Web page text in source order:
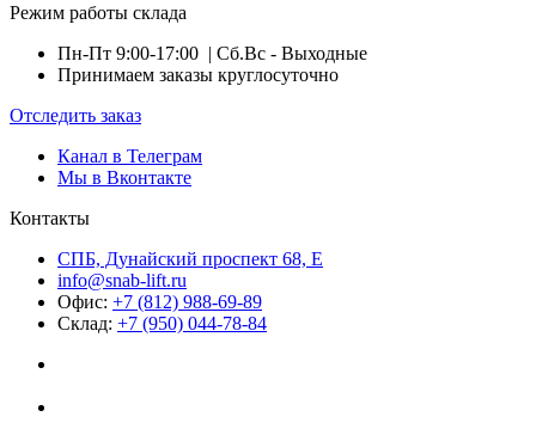
Режим работы склада
Пн-Пт 9:00-17:00 | Сб.Вс - Выходные
Принимаем заказы круглосуточно
Отследить заказ
Канал в Телеграм
Мы в Вконтакте
Контакты
СПБ, Дунайский проспект 68, Е
info@snab-lift.ru
Офис: +7 (812) 988-69-89
Склад: +7 (950) 044-78-84